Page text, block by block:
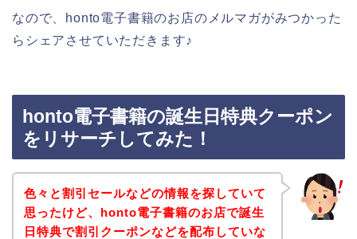
なので、honto電子書籍のお店のメルマガがみつかった
らシェアさせていただきます♪
honto電子書籍の誕生日特典クーポン
をリサーチしてみた！
色々と割引セールなどの情報を探していて
思ったけど、honto電子書籍のお店で誕生
日特典で割引クーポンなどを配布していな